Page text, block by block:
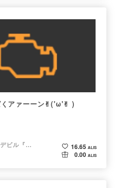
くアァーーン✌︎('ω'✌︎ )
あんあん＠ピンクデビル『変態』
16.65 ALIS
0.00 ALIS